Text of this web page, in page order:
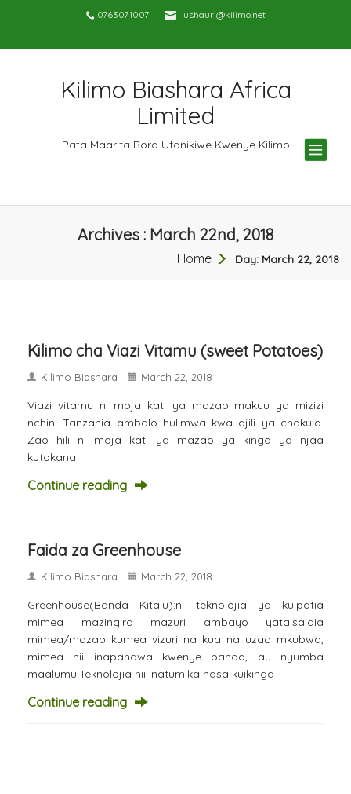
0763071007 ushauri@kilimo.net
Kilimo Biashara Africa
Limited
Pata Maarifa Bora Ufanikiwe Kwenye Kilimo
Archives : March 22nd, 2018
Home Day: March 22, 2018
Kilimo cha Viazi Vitamu (sweet Potatoes)
Kilimo Biashara March 22, 2018
Viazi vitamu ni moja kati ya mazao makuu ya mizizi
nchini Tanzania ambalo hulimwa kwa ajili ya chakula.
Zao hili ni moja kati ya mazao ya kinga ya njaa
kutokana
Continue reading
Faida za Greenhouse
Kilimo Biashara March 22, 2018
Greenhouse(Banda Kitalu):ni teknolojia ya kuipatia
mimea mazingira mazuri ambayo yataisaidia
mimea/mazao kumea vizuri na kua na uzao mkubwa,
mimea hii inapandwa kwenye banda, au nyumba
maalumu.Teknolojia hii inatumika hasa kuikinga
Continue reading